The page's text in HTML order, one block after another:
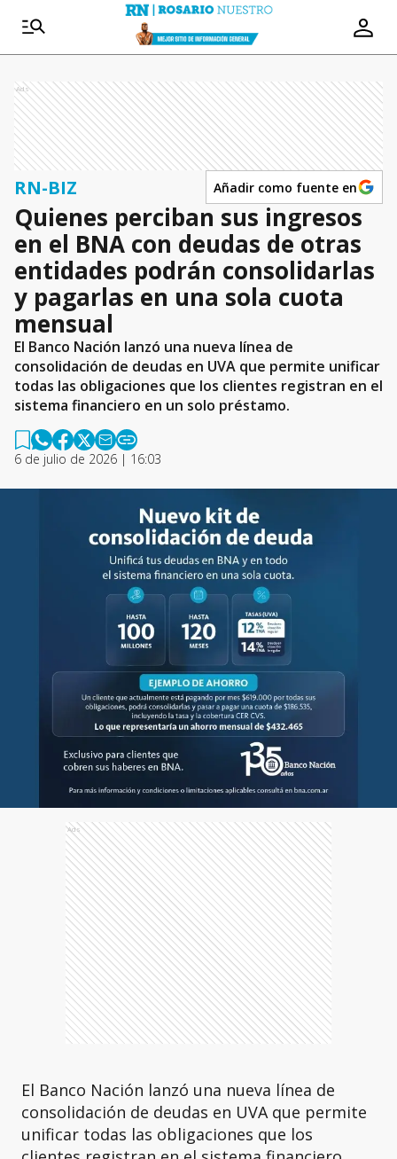
Ads
RN-BIZ Añadir como fuente en
Quienes perciban sus ingresos
en el BNA con deudas de otras
entidades podrán consolidarlas
y pagarlas en una sola cuota
mensual
El Banco Nación lanzó una nueva línea de
consolidación de deudas en UVA que permite unificar
todas las obligaciones que los clientes registran en el
sistema financiero en un solo préstamo.
6 de julio de 2026 | 16:03
Ads
El Banco Nación lanzó una nueva línea de
consolidación de deudas en UVA que permite
unificar todas las obligaciones que los